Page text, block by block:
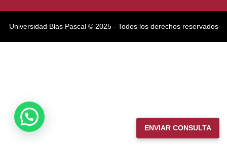
Universidad Blas Pascal ©️ 2025 - Todos los derechos reservados
ENVIAR CONSULTA